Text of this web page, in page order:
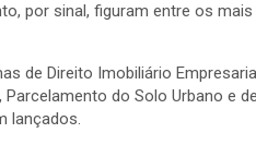
por sinal, figuram entre os
de Direito Imobiliário
do Solo Urbano e
lançados.